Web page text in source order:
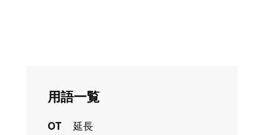
用語一覧
OT
延長